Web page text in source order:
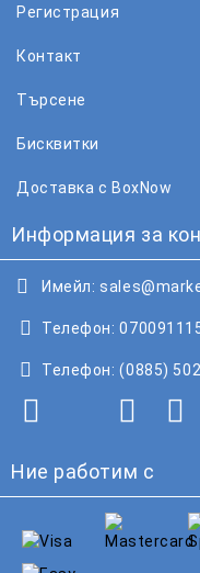
Регистрация
Контакт
Търсене
Бисквитки
Доставка с BoxNow
Информация за
Имейл:
Телефон:
Телефон: (0885)
Ние работим с